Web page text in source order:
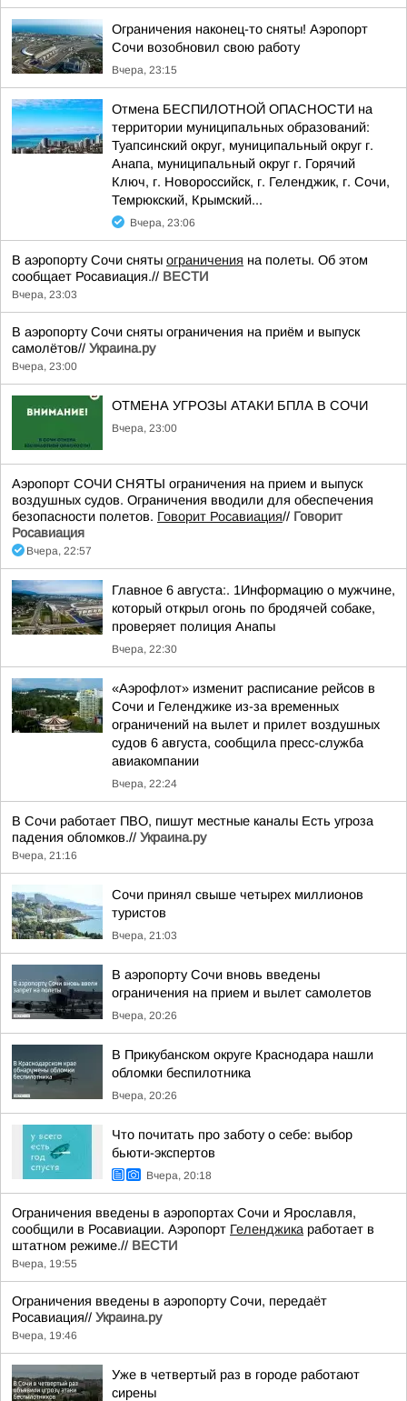
Ограничения наконец-то сняты! Аэропорт
Сочи возобновил свою работу
Вчера, 23:15
Отмена БЕСПИЛОТНОЙ ОПАСНОСТИ на
территории муниципальных образований:
Туапсинский округ, муниципальный округ г.
Анапа, муниципальный округ г. Горячий
Ключ, г. Новороссийск, г. Геленджик, г. Сочи,
Темрюкский, Крымский...
Вчера, 23:06
В аэропорту Сочи сняты ограничения на полеты. Об этом
сообщает Росавиация.// ВЕСТИ
Вчера, 23:03
В аэропорту Сочи сняты ограничения на приём и выпуск
самолётов// Украина.ру
Вчера, 23:00
ОТМЕНА УГРОЗЫ АТАКИ БПЛА В СОЧИ
Вчера, 23:00
Аэропорт СОЧИ СНЯТЫ ограничения на прием и выпуск
воздушных судов. Ограничения вводили для обеспечения
безопасности полетов. Говорит Росавиация// Говорит
Росавиация
Вчера, 22:57
Главное 6 августа:. 1Информацию о мужчине,
который открыл огонь по бродячей собаке,
проверяет полиция Анапы
Вчера, 22:30
«Аэрофлот» изменит расписание рейсов в
Сочи и Геленджике из-за временных
ограничений на вылет и прилет воздушных
судов 6 августа, сообщила пресс-служба
авиакомпании
Вчера, 22:24
В Сочи работает ПВО, пишут местные каналы Есть угроза
падения обломков.// Украина.ру
Вчера, 21:16
Сочи принял свыше четырех миллионов
туристов
Вчера, 21:03
В аэропорту Сочи вновь введены
ограничения на прием и вылет самолетов
Вчера, 20:26
В Прикубанском округе Краснодара нашли
обломки беспилотника
Вчера, 20:26
Что почитать про заботу о себе: выбор
бьюти-экспертов
Вчера, 20:18
Ограничения введены в аэропортах Сочи и Ярославля,
сообщили в Росавиации. Аэропорт Геленджика работает в
штатном режиме.// ВЕСТИ
Вчера, 19:55
Ограничения введены в аэропорту Сочи, передаёт
Росавиация// Украина.ру
Вчера, 19:46
Уже в четвертый раз в городе работают
сирены